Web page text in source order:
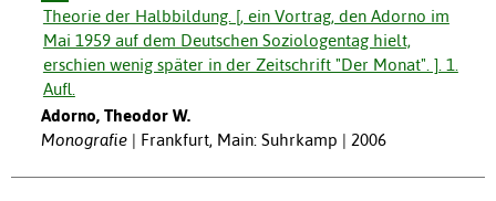
Theorie der Halbbildung. [, ein Vortrag, den Adorno im
Mai 1959 auf dem Deutschen Soziologentag hielt,
erschien wenig später in der Zeitschrift "Der Monat". ]. 1.
Aufl.
Adorno, Theodor W.
Monografie
Frankfurt, Main: Suhrkamp | 2006